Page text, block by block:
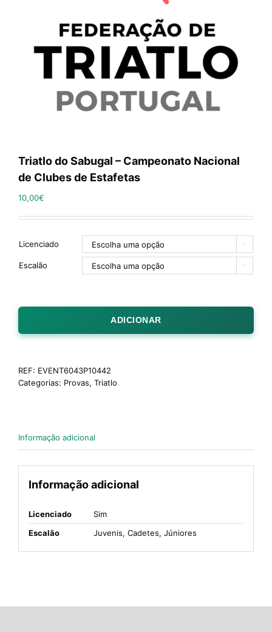
Triatlo do Sabugal – Campeonato Nacional
de Clubes de Estafetas
10,00€
Licenciado 
Escalão 
ADICIONAR
REF: EVENT6043P10442
Categorias: Provas, Triatlo
Informação adicional
Informação adicional
Licenciado
Sim
Escalão
Juvenis, Cadetes, Júniores